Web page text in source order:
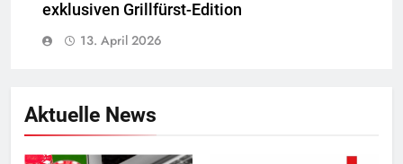
exklusiven Grillfürst-Edition
13. April 2026
Aktuelle News